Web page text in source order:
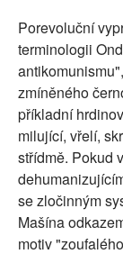
Porevoluční
terminologii
zmíněného
příkladní
milující, vřelí,
střídmě. Pokud
se zločinným
Mašína
motiv